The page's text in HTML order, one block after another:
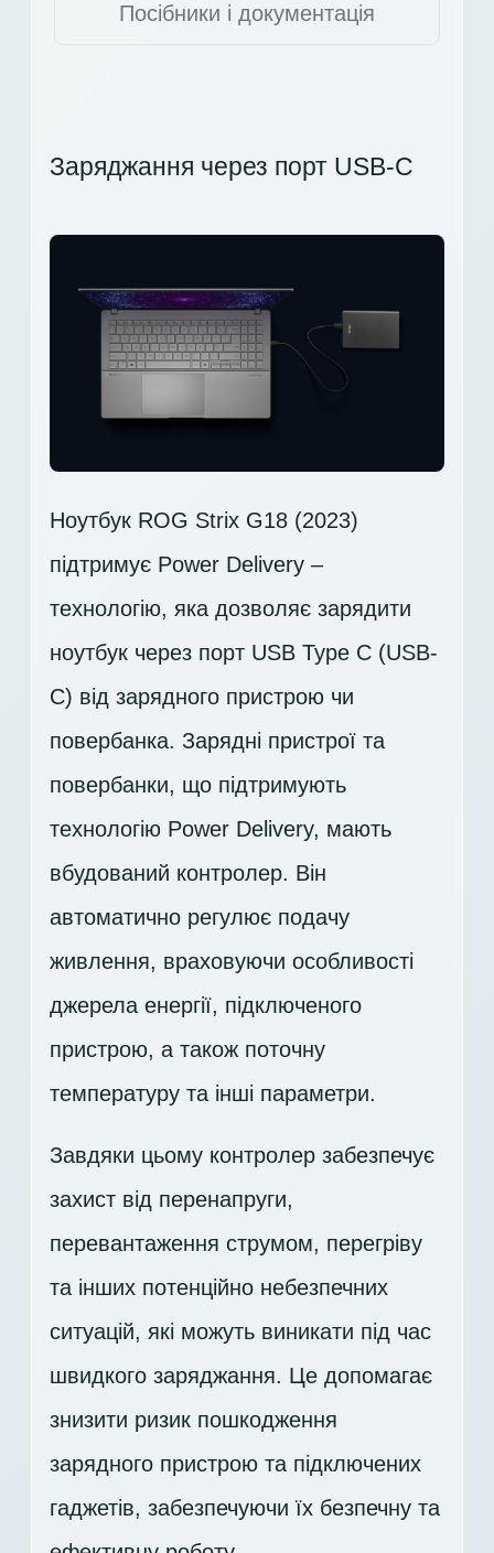
Посібники і документація
Заряджання через порт USB-C
Ноутбук ROG Strix G18 (2023)
підтримує Power Delivery –
технологію, яка дозволяє зарядити
ноутбук через порт USB Type C (USB-
C) від зарядного пристрою чи
повербанка. Зарядні пристрої та
повербанки, що підтримують
технологію Power Delivery, мають
вбудований контролер. Він
автоматично регулює подачу
живлення, враховуючи особливості
джерела енергії, підключеного
пристрою, а також поточну
температуру та інші параметри.
Завдяки цьому контролер забезпечує
захист від перенапруги,
перевантаження струмом, перегріву
та інших потенційно небезпечних
ситуацій, які можуть виникати під час
швидкого заряджання. Це допомагає
знизити ризик пошкодження
зарядного пристрою та підключених
гаджетів, забезпечуючи їх безпечну та